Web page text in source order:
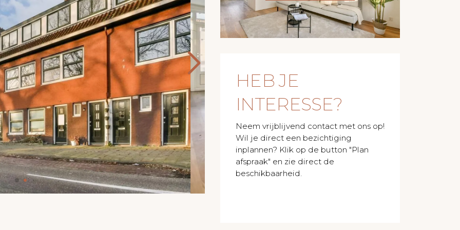
HEB JE
INTERESSE?
Neem vrijblijvend contact met ons op!
Wil je direct een bezichtiging
inplannen? Klik op de button "Plan
afspraak" en zie direct de
beschikbaarheid.